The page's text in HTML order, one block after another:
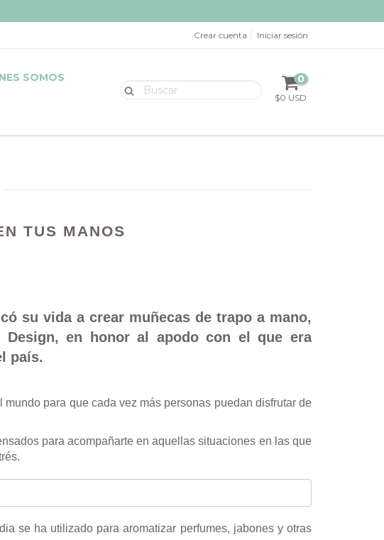
Crear cuenta Iniciar sesión
SOMOS 0
$0 USD
TUS MANOS
su vida a crear muñecas de trapo a mano,
Design, en honor al apodo con el que era
país.
para que cada vez más personas puedan disfrutar de
para acompañarte en aquellas situaciones en las que
se ha utilizado para aromatizar perfumes, jabones y otras